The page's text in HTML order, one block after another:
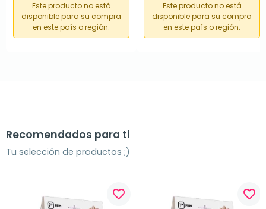
Este producto no está
disponible para su compra
en este país o región.
Este producto no está
disponible para su compra
en este país o región.
Recomendados para ti
Tu selección de productos ;)
favorite_border favorite_border